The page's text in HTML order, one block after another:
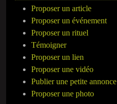
Proposer un article
Proposer un événement
Proposer un rituel
Témoigner
Proposer un lien
Proposer une vidéo
Publier une petite annonce
Proposer une photo